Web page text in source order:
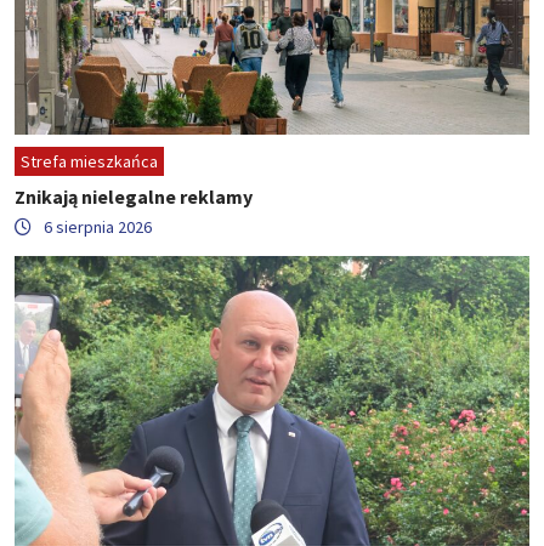
Strefa mieszkańca
Znikają nielegalne reklamy
6 sierpnia 2026